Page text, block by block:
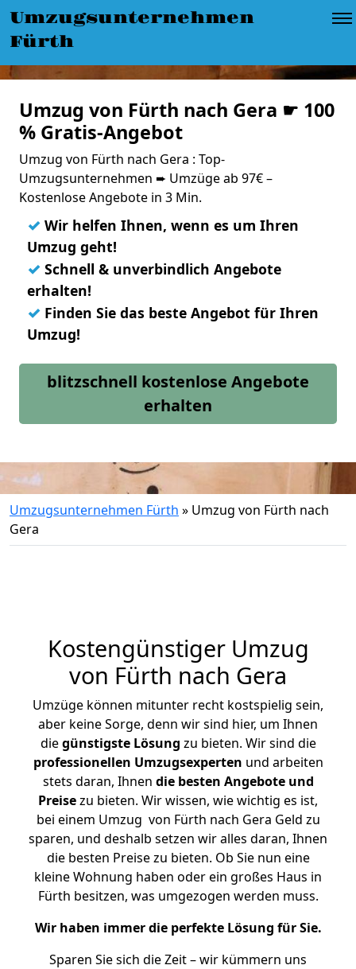
Umzugsunternehmen
Fürth
Umzug von Fürth nach Gera ☛ 100
% Gratis-Angebot
Umzug von Fürth nach Gera : Top-
Umzugsunternehmen ➨ Umzüge ab 97€ –
Kostenlose Angebote in 3 Min.
✓ Wir helfen Ihnen, wenn es um Ihren
Umzug geht!
✓ Schnell & unverbindlich Angebote
erhalten!
✓ Finden Sie das beste Angebot für Ihren
Umzug!
blitzschnell kostenlose Angebote
erhalten
Umzugsunternehmen Fürth » Umzug von Fürth nach
Gera
Kostengünstiger Umzug
von Fürth nach Gera
Umzüge können mitunter recht kostspielig sein,
aber keine Sorge, denn wir sind hier, um Ihnen
diegünstigste Lösung zu bieten. Wir sind die
professionellen Umzugsexperten und arbeiten
stets daran, Ihnen die besten Angebote und
Preisezu bieten. Wir wissen, wie wichtig es ist,
bei einem Umzug von Fürth nach Gera Geld zu
sparen, und deshalb setzen wir alles daran, Ihnen
die besten Preise zu bieten. Ob Sie nun eine
kleine Wohnung haben oder ein großes Haus in
Fürth besitzen, was umgezogen werden muss.
Wir haben immer die perfekte Lösung für Sie.
Sparen Sie sich die Zeit – wir kümmern uns